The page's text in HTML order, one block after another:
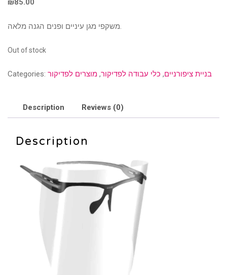
₪85.00
משקפי מגן עיניים ופנים הגנה מלאה.
Out of stock
Categories: בניית ציפורניים, כלי עבודה לפדיקור, מוצרים לפדיקור
Description Reviews (0)
Description